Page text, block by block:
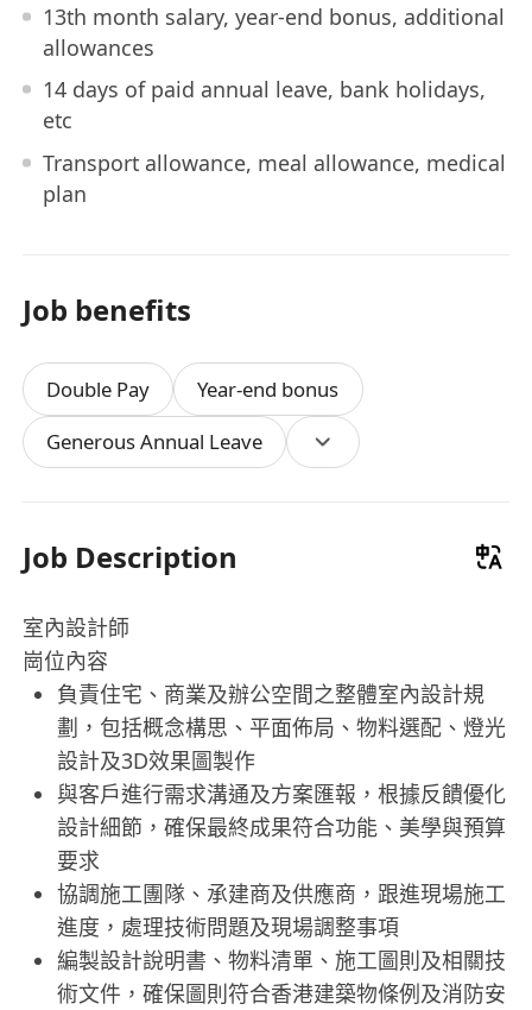
13th month salary, year-end bonus, additional
allowances
14 days of paid annual leave, bank holidays,
etc
Transport allowance, meal allowance, medical
plan
Job benefits
Double Pay
Year-end bonus
Generous Annual Leave
Job Description
室內設計師
崗位內容
負責住宅、商業及辦公空間之整體室內設計規
劃，包括概念構思、平面佈局、物料選配、燈光
設計及3D效果圖製作
與客戶進行需求溝通及方案匯報，根據反饋優化
設計細節，確保最終成果符合功能、美學與預算
要求
協調施工團隊、承建商及供應商，跟進現場施工
進度，處理技術問題及現場調整事項
編製設計說明書、物料清單、施工圖則及相關技
術文件，確保圖則符合香港建築物條例及消防安